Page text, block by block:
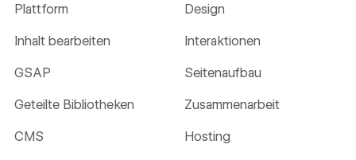
Plattform Design
Inhalt bearbeiten Interaktionen
GSAP Seitenaufbau
Geteilte Bibliotheken Zusammenarbeit
CMS Hosting